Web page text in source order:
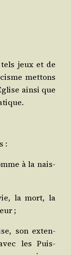
jeux et de
met­tons
ain­si que
:
à la nais­
la mort, la
;
son exten­
les Puis­